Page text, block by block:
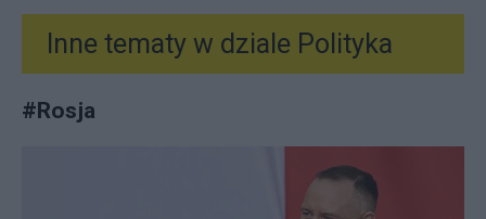
Inne tematy w dziale Polityka
#Rosja